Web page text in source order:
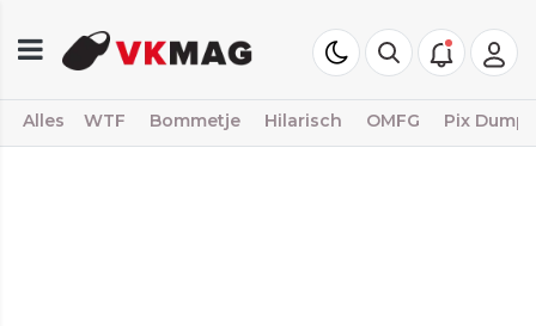
Alles WTF Bommetje Hilarisch OMFG Pix Dump